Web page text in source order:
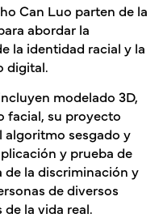
Can Luo parten de la
abordar la
la identidad racial y la
digital.
modelado 3D,
facial, su proyecto
sesgado y
y prueba de
la discriminación y
de diversos
la vida real.